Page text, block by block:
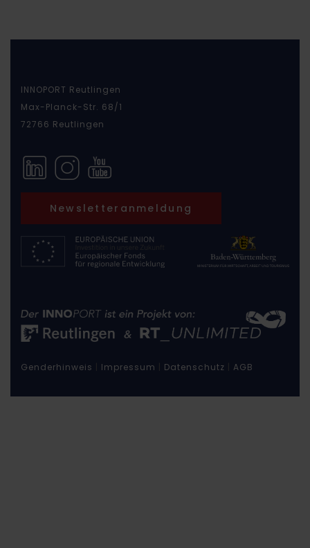
INNOPORT Reutlingen
Max-Planck-Str. 68/1
72766 Reutlingen
Newsletteranmeldung
Genderhinweis Impressum Datenschutz AGB